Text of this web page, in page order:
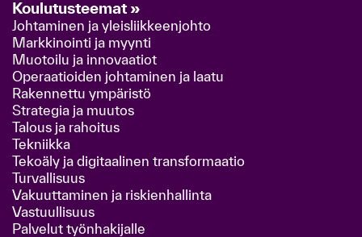
Koulutusteemat »
Johtaminen ja yleisliikkeenjohto
Markkinointi ja myynti
Muotoilu ja innovaatiot
Operaatioiden johtaminen ja laatu
Rakennettu ympäristö
Strategia ja muutos
Talous ja rahoitus
Tekniikka
Tekoäly ja digitaalinen transformaatio
Turvallisuus
Vakuuttaminen ja riskienhallinta
Vastuullisuus
Palvelut työnhakijalle